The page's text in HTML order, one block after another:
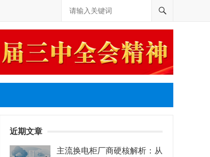
近期文章
主流换电柜厂商硬核解析：从